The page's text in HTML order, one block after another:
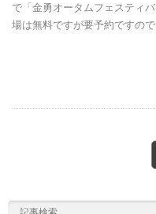
で「金勇オータムフェスティ
場は無料ですが要予約ですので